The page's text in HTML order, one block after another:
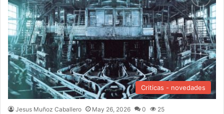
Criticas - novedades
Jesus Muñoz Caballero May 26, 2026 0 25